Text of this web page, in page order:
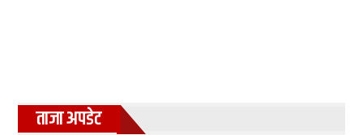
ताजा अपडेट